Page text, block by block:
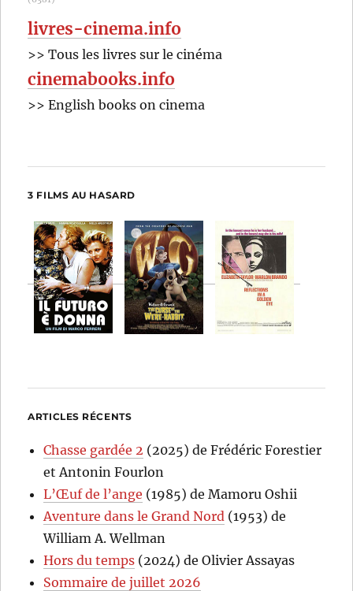
livres-cinema.info
>> Tous les livres sur le cinéma
cinemabooks.info
>> English books on cinema
3 FILMS AU HASARD
ARTICLES RÉCENTS
Chasse gardée 2 (2025) de Frédéric Forestier
et Antonin Fourlon
L’Œuf de l’ange (1985) de Mamoru Oshii
Aventure dans le Grand Nord (1953) de
William A. Wellman
Hors du temps (2024) de Olivier Assayas
Sommaire de juillet 2026